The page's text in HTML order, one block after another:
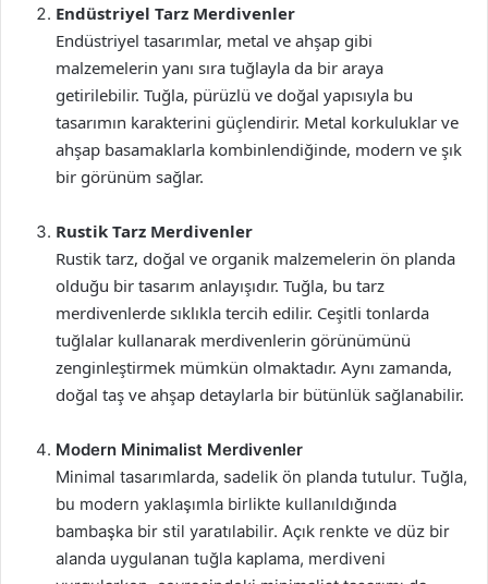
Endüstriyel Tarz Merdivenler
Endüstriyel tasarımlar, metal ve ahşap gibi
malzemelerin yanı sıra tuğlayla da bir araya
getirilebilir. Tuğla, pürüzlü ve doğal yapısıyla bu
tasarımın karakterini güçlendirir. Metal korkuluklar ve
ahşap basamaklarla kombinlendiğinde, modern ve şık
bir görünüm sağlar.
Rustik Tarz Merdivenler
Rustik tarz, doğal ve organik malzemelerin ön planda
olduğu bir tasarım anlayışıdır. Tuğla, bu tarz
merdivenlerde sıklıkla tercih edilir. Ceşitli tonlarda
tuğlalar kullanarak merdivenlerin görünümünü
zenginleştirmek mümkün olmaktadır. Aynı zamanda,
doğal taş ve ahşap detaylarla bir bütünlük sağlanabilir.
Modern Minimalist Merdivenler
Minimal tasarımlarda, sadelik ön planda tutulur. Tuğla,
bu modern yaklaşımla birlikte kullanıldığında
bambaşka bir stil yaratılabilir. Açık renkte ve düz bir
alanda uygulanan tuğla kaplama, merdiveni